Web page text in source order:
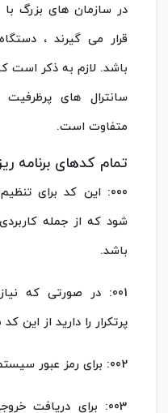
در سازمان های بزرگ
قرار می گیرند ،
باشد. لازم به ذکر است
سانترال های
متفاوت است.
تمام کدهای برنامه
000: این کد برای
شود که از جمله
باشد.
001: در صورتی که
پرتکرار را دارید از این
002: برای رمز عبور سیستم از این کد استفاه می شود.
003: برای دریافت